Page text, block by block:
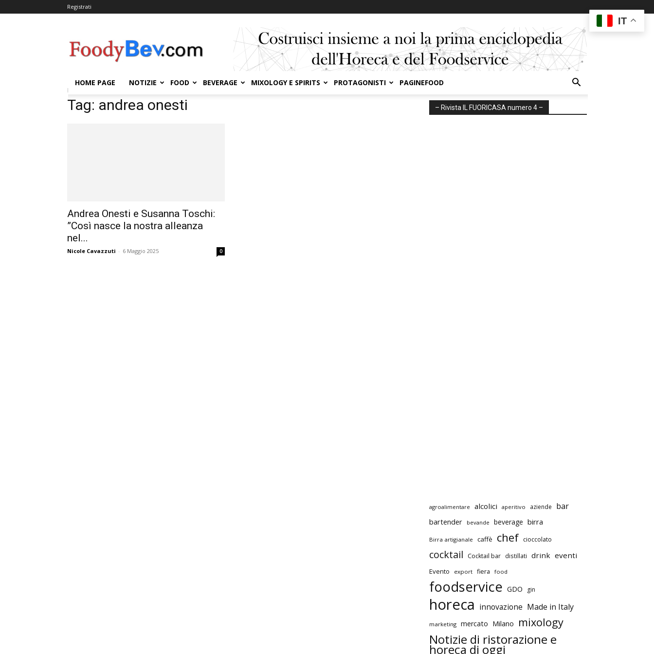
Registrati
HOME PAGE NOTIZIE FOOD BEVERAGE MIXOLOGY E SPIRITS PROTAGONISTI PAGINEFOOD
Home
Tag: andrea onesti
Andrea Onesti e Susanna Toschi:
”Così nasce la nostra alleanza
nel...
Nicole Cavazzuti - 6 Maggio 2025 0
– Rivista IL FUORICASA numero 4 –
agroalimentare alcolici aperitivo aziende bar
bartender bevande beverage birra
Birra artigianale caffè chef cioccolato
cocktail Cocktail bar distillati drink eventi
Evento export fiera food
foodservice GDO gin
horeca innovazione Made in Italy
marketing mercato Milano mixology
Notizie di ristorazione e
horeca di oggi
IT